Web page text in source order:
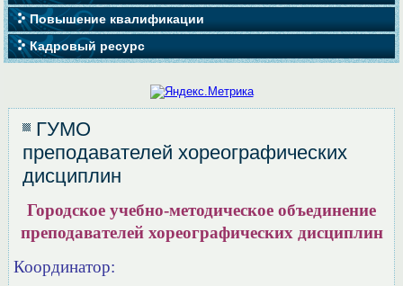
Повышение квалификации
Кадровый ресурс
ГУМО
преподавателей хореографических
дисциплин
Городское учебно-методическое объединение
преподавателей хореографических дисциплин
Координатор: